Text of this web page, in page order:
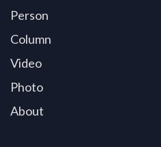
Person
Column
Video
Photo
About